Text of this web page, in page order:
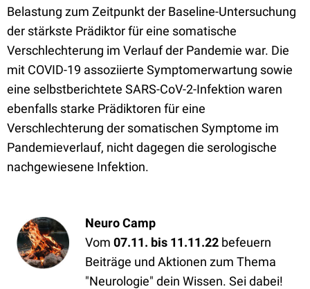
Belastung zum Zeitpunkt der Baseline-Untersuchung
der stärkste Prädiktor für eine somatische
Verschlechterung im Verlauf der Pandemie war. Die
mit COVID-19 assoziierte Symptomerwartung sowie
eine selbstberichtete SARS-CoV-2-Infektion waren
ebenfalls starke Prädiktoren für eine
Verschlechterung der somatischen Symptome im
Pandemieverlauf, nicht dagegen die serologische
nachgewiesene Infektion.
Neuro Camp
Vom 07.11. bis 11.11.22 befeuern
Beiträge und Aktionen zum Thema
"Neurologie" dein Wissen. Sei dabei!